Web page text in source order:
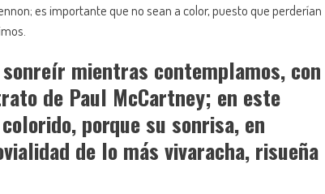
es importante que no sean a color, puesto que perderían
mientras contemplamos, con
de Paul McCartney; en este
porque su sonrisa, en
de lo más vivaracha, risueña